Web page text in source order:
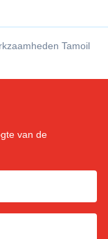
Tamoil
van de